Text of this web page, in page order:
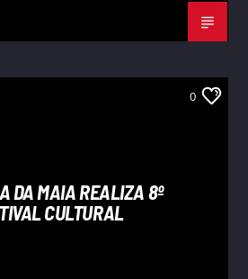
0
DA MAIA REALIZA 8º
CULTURAL